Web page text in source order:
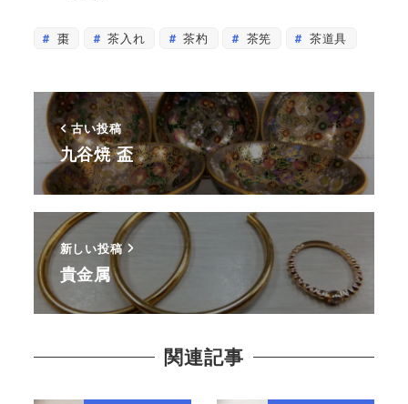
棗 茶入れ 茶杓 茶筅 茶道具
古い投稿
九谷焼 盃
新しい投稿
貴金属
関連記事